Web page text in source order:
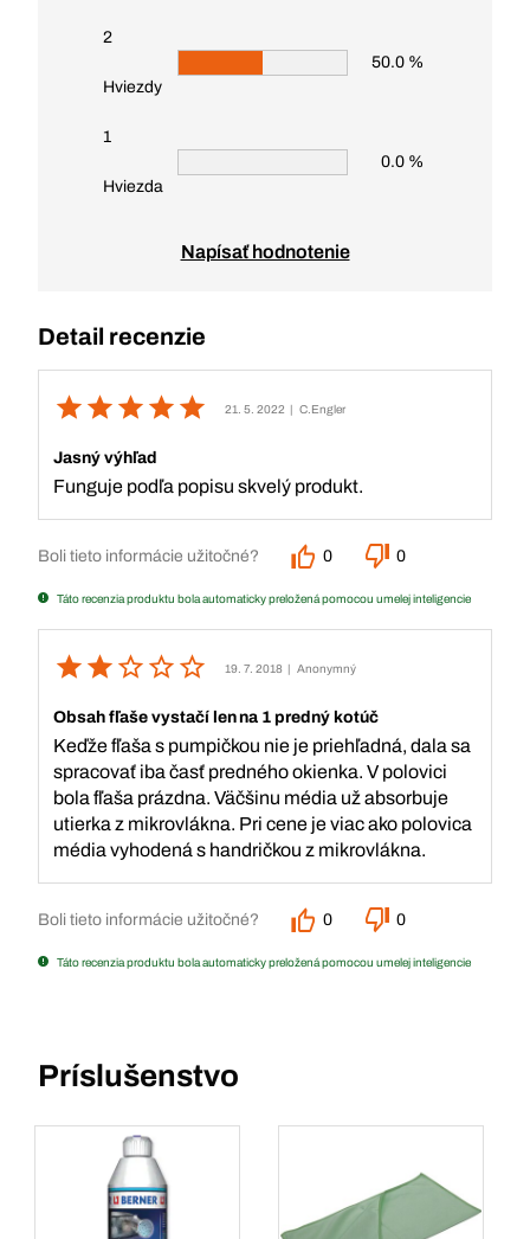
2
Hviezdy
50.0 %
1
Hviezda
0.0 %
Napísať hodnotenie
Detail recenzie
21. 5. 2022 | C.Engler
Jasný výhľad
Funguje podľa popisu skvelý produkt.
Boli tieto informácie užitočné? 0 0
Táto recenzia produktu bola automaticky preložená pomocou umelej inteligencie
19. 7. 2018 | Anonymný
Obsah fľaše vystačí len na 1 predný kotúč
Keďže fľaša s pumpičkou nie je priehľadná, dala sa
spracovať iba časť predného okienka. V polovici
bola fľaša prázdna. Väčšinu média už absorbuje
utierka z mikrovlákna. Pri cene je viac ako polovica
média vyhodená s handričkou z mikrovlákna.
Boli tieto informácie užitočné? 0 0
Táto recenzia produktu bola automaticky preložená pomocou umelej inteligencie
Príslušenstvo